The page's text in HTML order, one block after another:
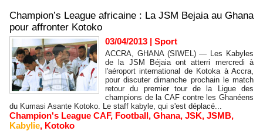
Champion’s League africaine : La JSM Bejaia au Ghana
pour affronter Kotoko
03/04/2013 | Sport
ACCRA, GHANA (SIWEL) — Les Kabyles
de la JSM Béjaia ont atterri mercredi à
l'aéroport international de Kotoka à Accra,
pour discuter dimanche prochain le match
retour du premier tour de la Ligue des
champions de la CAF contre les Ghanéens
du Kumasi Asante Kotoko. Le staff kabyle, qui s'est déplacé...
Champion's League CAF, Football, Ghana, JSK, JSMB,
Kabylie, Kotoko